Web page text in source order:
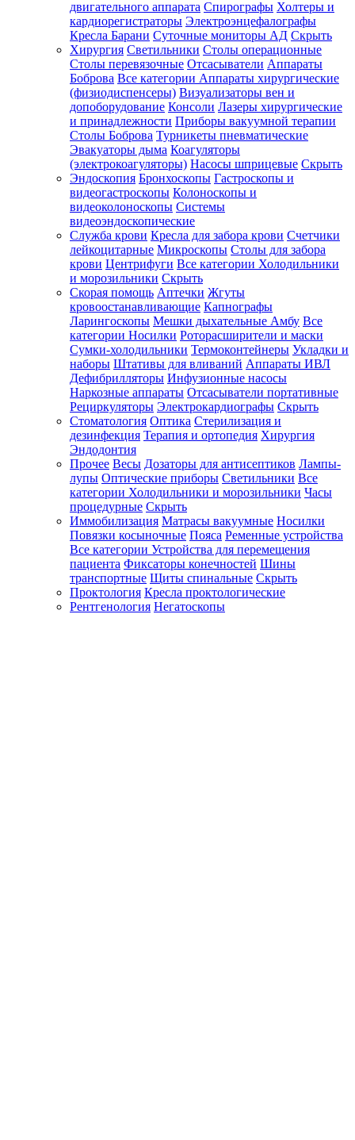
двигательного аппарата Спирографы Холтеры и
кардиорегистраторы Электроэнцефалографы
Кресла Барани Суточные мониторы АД Скрыть
Хирургия Светильники Столы операционные
Столы перевязочные Отсасыватели Аппараты
Боброва Все категории Аппараты хирургические
(физиодиспенсеры) Визуализаторы вен и
допоборудование Консоли Лазеры хирургические
и принадлежности Приборы вакуумной терапии
Столы Боброва Турникеты пневматические
Эвакуаторы дыма Коагуляторы
(электрокоагуляторы) Насосы шприцевые Скрыть
Эндоскопия Бронхоскопы Гастроскопы и
видеогастроскопы Колоноскопы и
видеоколоноскопы Системы
видеоэндоскопические
Служба крови Кресла для забора крови Счетчики
лейкоцитарные Микроскопы Столы для забора
крови Центрифуги Все категории Холодильники
и морозильники Скрыть
Скорая помощь Аптечки Жгуты
кровоостанавливающие Капнографы
Ларингоскопы Мешки дыхательные Амбу Все
категории Носилки Роторасширители и маски
Сумки-холодильники Термоконтейнеры Укладки и
наборы Штативы для вливаний Аппараты ИВЛ
Дефибрилляторы Инфузионные насосы
Наркозные аппараты Отсасыватели портативные
Рециркуляторы Электрокардиографы Скрыть
Стоматология Оптика Стерилизация и
дезинфекция Терапия и ортопедия Хирургия
Эндодонтия
Прочее Весы Дозаторы для антисептиков Лампы-
лупы Оптические приборы Светильники Все
категории Холодильники и морозильники Часы
процедурные Скрыть
Иммобилизация Матрасы вакуумные Носилки
Повязки косыночные Пояса Ременные устройства
Все категории Устройства для перемещения
пациента Фиксаторы конечностей Шины
транспортные Щиты спинальные Скрыть
Проктология Кресла проктологические
Рентгенология Негатоскопы